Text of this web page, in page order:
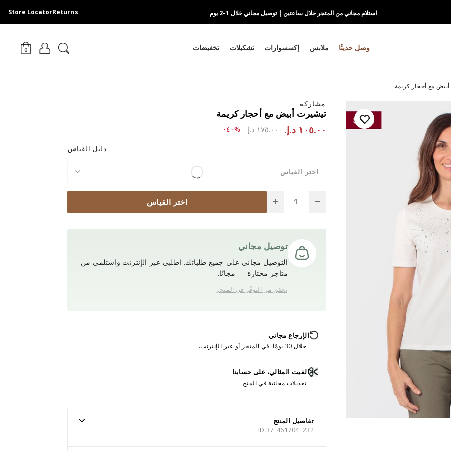
استلام مجاني من المتجر خلال ساعتين | توصيل مجاني خلال 1-2 يوم Returns
Store Locator
وصل حديثًا ملابس إكسسوارات تشكيلات تخفيضات 0
مع أحجار كريمة
مشاركة
تيشيرت أبيض مع أحجار كريمة
١٠٥.٠٠ د.إ.‏ Price reduced from
١٧٥.٠٠ د.إ.‏ to ١٠٥.٠٠ د.إ.‏%٤٠-
دليل القياس
اختر القياس
اختر القياس
توصيل مجاني
التوصيل مجاني على جميع طلباتك. اطلبي عبر الإنترنت واستلمي من
متاجر مختارة — مجانًا.
تحقق من التوفّر في المتجر
الإرجاع مجاني
خلال 30 يومًا. في المتجر أو عبر الإنترنت.
الفيت المثالي، على حسابنا
تعديلات مجانية في المتج
تفاصيل المنتج
ID 37_461704_232